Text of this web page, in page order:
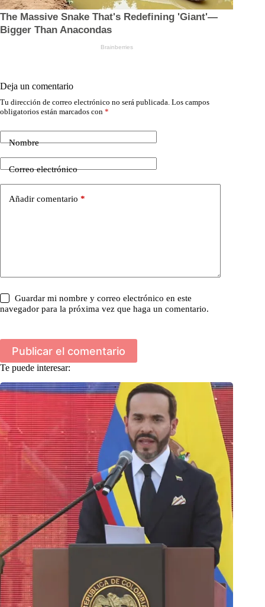
Deja un comentario
Tu dirección de correo electrónico no será publicada. Los campos
obligatorios están marcados con *
Nombre
Correo electrónico
Añadir comentario *
Guardar mi nombre y correo electrónico en este
navegador para la próxima vez que haga un comentario.
Publicar el comentario
Te puede interesar: